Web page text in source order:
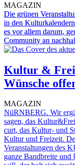
MAGAZIN
Die grünen
in den
es vor allem darum,
Community an
Kultur &
Wünsche
MAGAZIN
NüRNBERG. Wir
sagen, das
curt, das Kultur- und
Kultur und Freizeit.
Veranstaltungen des
ganze Bandbreite